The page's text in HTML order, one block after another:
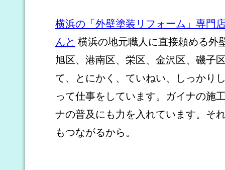
横浜の「外壁塗装リフォーム」専門
んと 横浜の地元職人に直接頼める外
旭区、港南区、栄区、金沢区、磯子
て、とにかく、ていねい、しっかり
って仕事をしています。ガイナの施
ナの普及にも力を入れています。そ
もつながるから。